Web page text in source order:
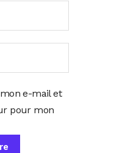
e-mail et
pour mon